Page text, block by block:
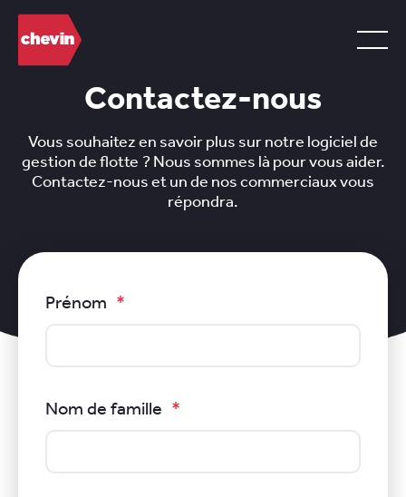
Contactez-nous
Vous souhaitez en savoir plus sur notre logiciel de
gestion de flotte ? Nous sommes là pour vous aider.
Contactez-nous et un de nos commerciaux vous
répondra.